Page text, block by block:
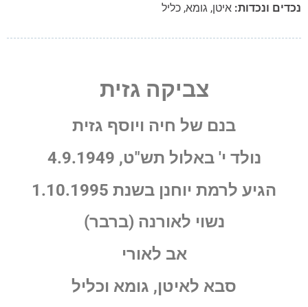
נכדים ונכדות: איטן, גומא, כליל
צביקה גזית
בנם של חיה ויוסף גזית
נולד י' באלול תש"ט, 4.9.1949
הגיע לרמת יוחנן בשנת 1.10.1995
נשוי לאורנה (ברבר)
אב לאורי
סבא לאיטן, גומא וכליל